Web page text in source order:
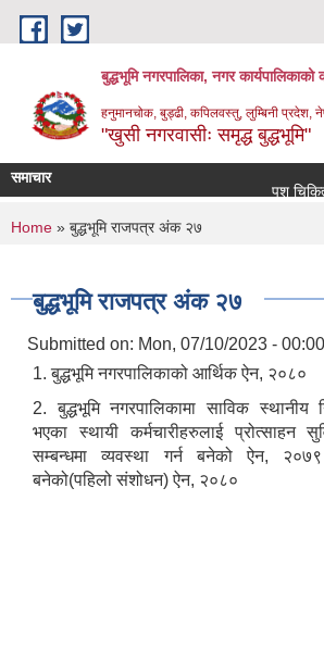
Skip to main content
बुद्धभूमि नगरपालिका, नगर कार्यपालिकाको
हनुमानचोक, बुड्ढी, कपिलवस्तु, लुम्बिनी प्रदेश,
"खुसी नगरवासीः समृद्ध बुद्धभूमि"
समाचार
पशु
You are here
Home » बुद्धभूमि राजपत्र अंक २७
बुद्धभूमि राजपत्र अंक २७
Submitted on: Mon, 07/10/2023 - 00:00
1. बुद्धभूमि नगरपालिकाको आर्थिक ऐन, २०८०
2. बुद्धभूमि नगरपालिकामा साविक स्थानीय
भएका स्थायी कर्मचारीहरुलाई प्रोत्साहन
सम्बन्धमा व्यवस्था गर्न बनेको ऐन,
बनेको(पहिलो संशोधन) ऐन, २०८०